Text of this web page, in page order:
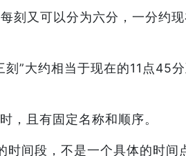
刻又可以分为六分，一分约
”大约相当于现在的11点45
，且有固定名称和顺序。
间段，不是一个具体的时间